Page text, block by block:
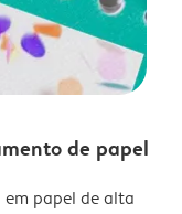
de papel
papel de alta